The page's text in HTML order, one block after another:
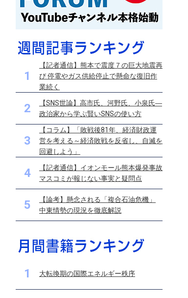
1
【記者通信】熊本で震度７の巨大地震再
び 停電やガス供給停止で懸命な復旧作
業続く
2
【SNS世論】高市氏、河野氏、小泉氏―
政治家から学ぶ賢いSNSの使い方
3
【コラム】「敗戦後81年、経済財政運
営を考える～経済敗戦を反省し、自滅を
回避しよう」
4
【記者通信】イオンモール熊本爆発事故
マスコミが報じない事実と疑問点
5
【論考】懸念される「複合石油危機」
中東情勢の現況を徹底解説
1 大転換期の国際エネルギー秩序